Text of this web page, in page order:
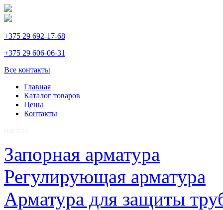
+375 29 692-17-68
+375 29 606-06-31
Все контакты
Главная
Каталог товаров
Цены
Контакты
Запорная арматура
Регулирующая арматура
Арматура для защиты